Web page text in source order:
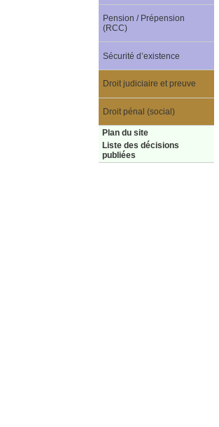
Pension / Prépension
(RCC)
Sécurité d’existence
Droit judiciaire et preuve
Droit pénal (social)
Plan du site
Liste des décisions
publiées